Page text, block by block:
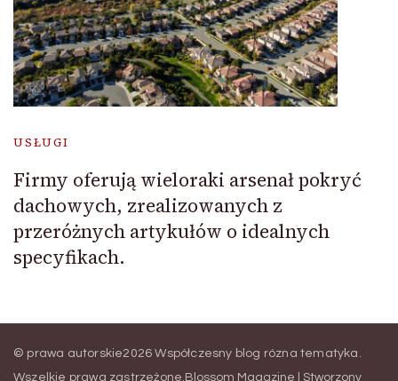
USŁUGI
Firmy oferują wieloraki arsenał pokryć
dachowych, zrealizowanych z
przeróżnych artykułów o idealnych
specyfikach.
© prawa autorskie2026Współczesny blog rózna tematyka .
Wszelkie prawa zastrzeżone. Blossom Magazine | Stworzony